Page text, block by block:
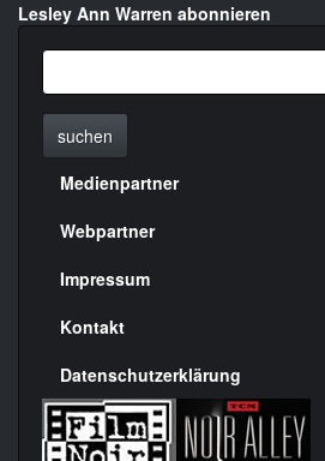
Lesley Ann Warren abonnieren
suchen
Menülinks
rechte
Seite
Medienpartner
Webpartner
Impressum
Kontakt
Datenschutzerklärung